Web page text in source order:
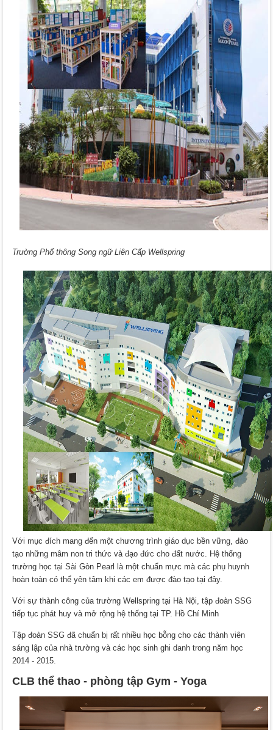
Trường Phổ thông Song ngữ Liên Cấp Wellspring
Với mục đích mang đến một chương trình giáo dục bền vững, đào
tạo những mâm non tri thức và đạo đức cho đất nước. Hệ thống
trường học tại Sài Gòn Pearl là một chuẩn mực mà các phụ huynh
hoàn toàn có thể yên tâm khi các em được đào tạo tại đây.
Với sự thành công của trường Wellspring tại Hà Nội, tập đoàn SSG
tiếp tục phát huy và mở rộng hệ thống tại TP. Hồ Chí Minh
Tập đoàn SSG đã chuẩn bị rất nhiều học bỗng cho các thành viên
sáng lập của nhà trường và các học sinh ghi danh trong năm học
2014 - 2015.
CLB thể thao - phòng tập Gym - Yoga